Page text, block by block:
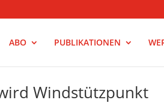
ABO PUBLIKATIONEN
Windstützpunkt